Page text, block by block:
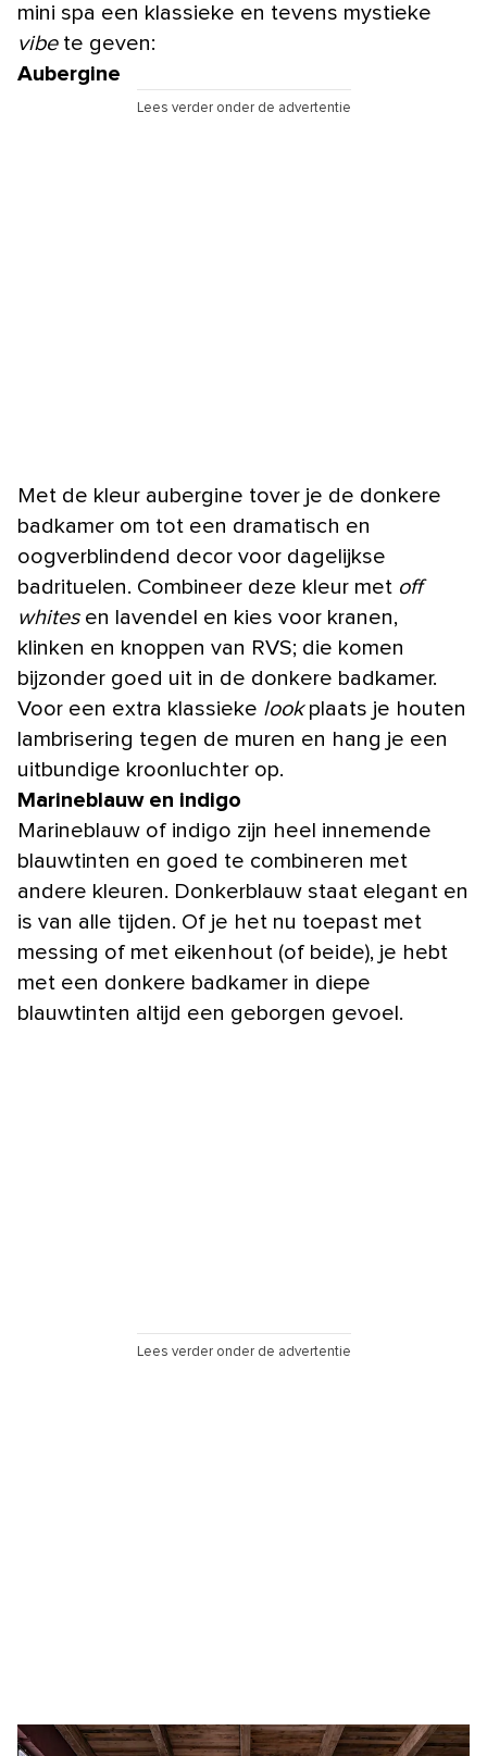
mini spa een klassieke en tevens mystieke
vibete geven:
Aubergine
Lees verder onder de advertentie
Met de kleur aubergine tover je de donkere
badkamer om tot een dramatisch en
oogverblindend decor voor dagelijkse
badrituelen. Combineer deze kleur met off
whites en lavendel en kies voor kranen,
klinken en knoppen van RVS; die komen
bijzonder goed uit in de donkere badkamer.
Voor een extra klassieke lookplaats je houten
lambrisering tegen de muren en hang je een
uitbundige kroonluchter op.
Marineblauw en indigo
Marineblauw of indigo zijn heel innemende
blauwtinten en goed te combineren met
andere kleuren. Donkerblauw staat elegant en
is van alle tijden. Of je het nu toepast met
messing of met eikenhout (of beide), je hebt
met een donkere badkamer in diepe
blauwtinten altijd een geborgen gevoel.
Lees verder onder de advertentie